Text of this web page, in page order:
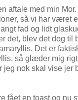
aftale med min
så vi har været
fad og lidt
det, blev det dog til
Det er
så glæder mig
jeg nok skal vise jer
fået en toast og nu